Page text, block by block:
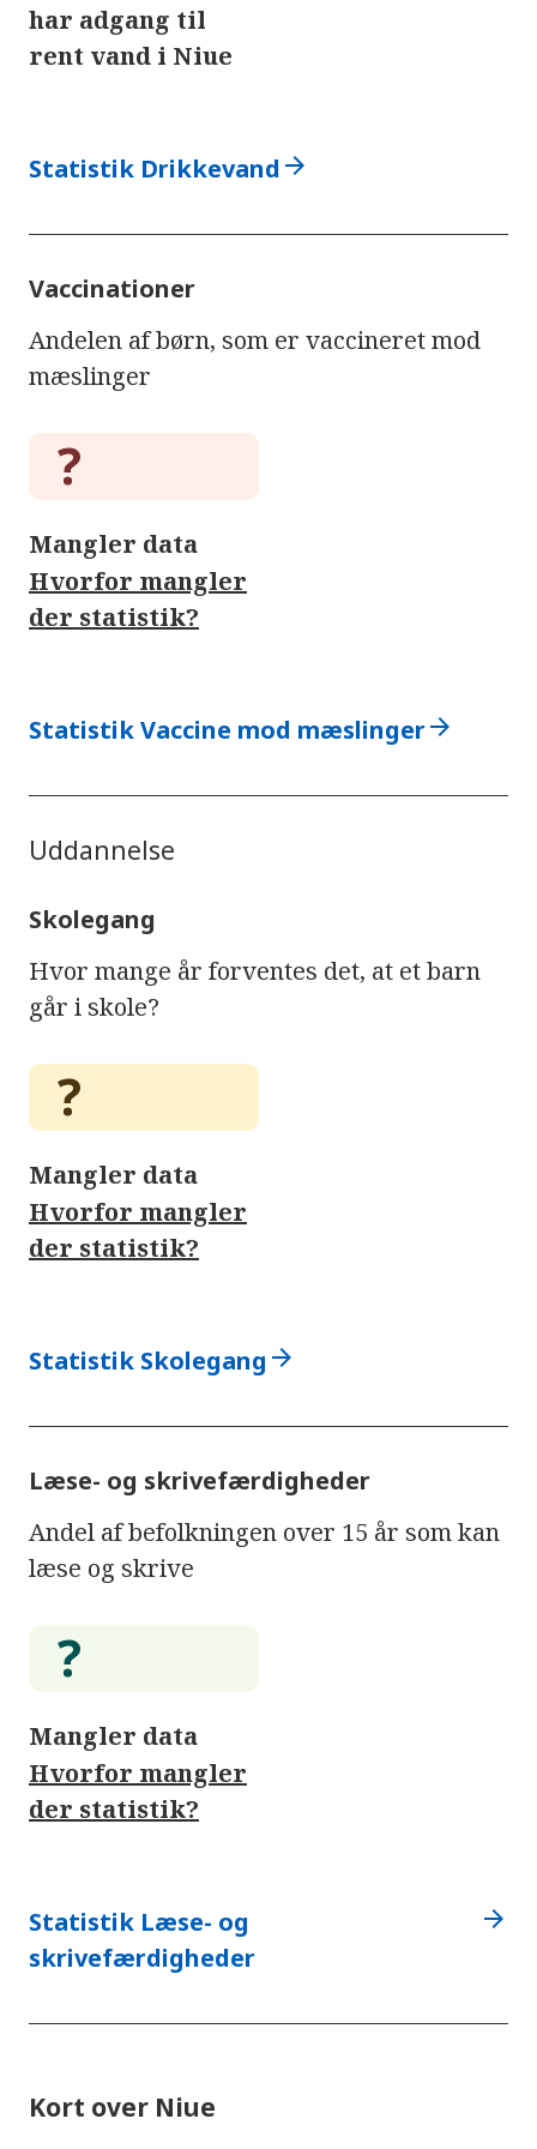
har adgang til
rent vand i Niue
Statistik Drikkevand arrow_forward
Vaccinationer
Andelen af børn, som er vaccineret mod
mæslinger
Mangler data
Hvorfor mangler
der statistik?
Statistik Vaccine mod mæslingerarrow_forward
Uddannelse
Skolegang
Hvor mange år forventes det, at et barn
går i skole?
Mangler data
Hvorfor mangler
der statistik?
Statistik Skolegang arrow_forward
Læse- og skrivefærdigheder
Andel af befolkningen over 15 år som kan
læse og skrive
Mangler data
Hvorfor mangler
der statistik?
Statistik Læse- og
skrivefærdigheder
arrow_forward
Kort over Niue